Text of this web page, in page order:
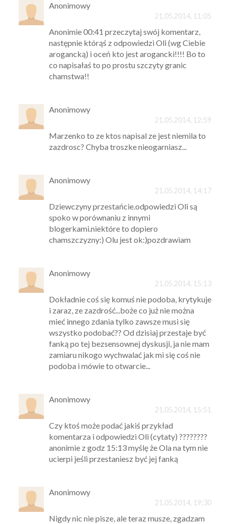
Anonimowy
21.05.2014, 11:05
Anonimie 00:41 przeczytaj swój komentarz,
następnie którąś z odpowiedzi Oli (wg Ciebie
arogancką) i oceń kto jest arogancki!!!! Bo to
co napisałaś to po prostu szczyty granic
chamstwa!!
Anonimowy
21.05.2014, 12:59
Marzenko to ze ktos napisal ze jest niemila to
zazdrosc? Chyba troszke nieogarniasz...
Anonimowy
21.05.2014, 14:17
Dziewczyny przestańcie.odpowiedzi Oli są
spoko w porównaniu z innymi
blogerkami.niektóre to dopiero
chamszczyzny:) Olu jest ok:)pozdrawiam
Anonimowy
21.05.2014, 15:13
Dokładnie coś się komuś nie podoba, krytykuje
i zaraz, ze zazdrość...boże co już nie można
mieć innego zdania tylko zawsze musi się
wszystko podobać?? Od dzisiaj przestaje być
fanką po tej bezsensownej dyskusji, ja nie mam
zamiaru nikogo wychwalać jak mi się coś nie
podoba i mówie to otwarcie...
Anonimowy
21.05.2014, 15:51
Czy ktoś może podać jakiś przykład
komentarza i odpowiedzi Oli (cytaty) ????????
anonimie z godz 15:13 myślę że Ola na tym nie
ucierpi jeśli przestaniesz być jej fanką
Anonimowy
21.05.2014, 19:30
Nigdy nic nie pisze, ale teraz musze, zgadzam